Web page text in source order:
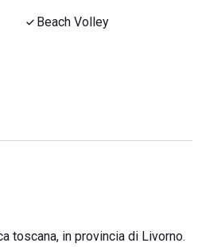
Beach Volley
toscana, in provincia di Livorno.